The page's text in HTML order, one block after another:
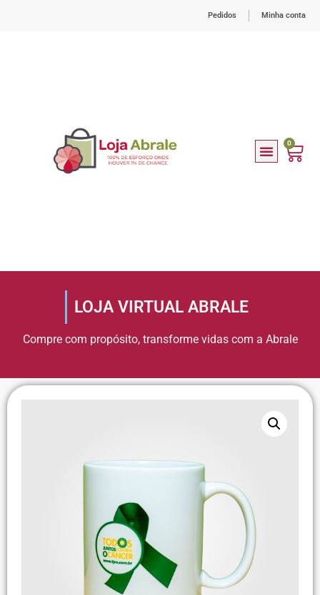
Pedidos Minha conta
0
LOJA VIRTUAL ABRALE
Compre com propósito, transforme vidas com a Abrale